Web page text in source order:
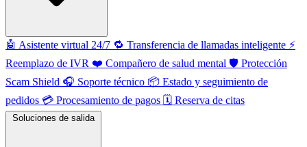
🤖 Asistente virtual 24/7 🔁 Transferencia de llamadas inteligente ⚡️
Reemplazo de IVR ❤️ Compañero de salud mental 🛡️ Protección
Scam Shield 🎧 Soporte técnico 📦 Estado y seguimiento de
pedidos 💳 Procesamiento de pagos 🗓️ Reserva de citas
Soluciones de salida